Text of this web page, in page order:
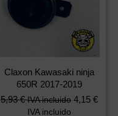
Claxon Kawasaki ninja
650R 2017-2019
5,93€ IVA incluido 4,15 €
IVA incluido